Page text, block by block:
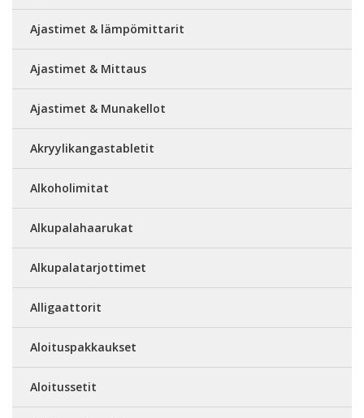
Ajastimet & lämpömittarit
Ajastimet & Mittaus
Ajastimet & Munakellot
Akryylikangastabletit
Alkoholimitat
Alkupalahaarukat
Alkupalatarjottimet
Alligaattorit
Aloituspakkaukset
Aloitussetit